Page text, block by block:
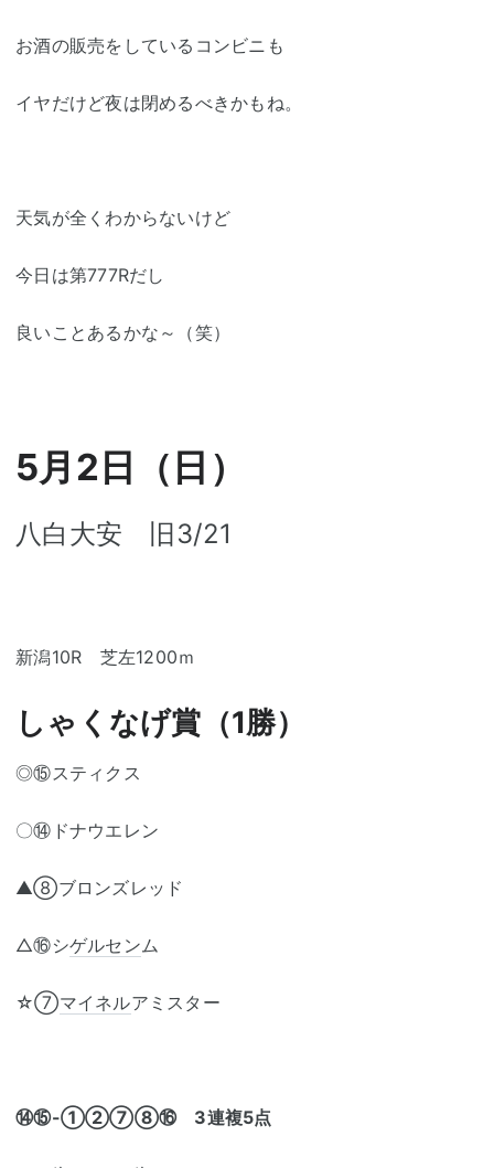
お酒の販売をしているコンビニも
イヤだけど夜は閉めるべきかもね。
天気が全くわからないけど
今日は第777Rだし
良いことあるかな～（笑）
5月2日（日）
八白大安 旧3/21
新潟10R 芝左1200ｍ
しゃくなげ賞（1勝）
◎⑮スティクス
〇⑭ドナウエレン
▲⑧ブロンズレッド
△⑯シゲルセンム
☆⑦マイネルアミスター
⑭⑮-①②⑦⑧⑯ 3連複5点